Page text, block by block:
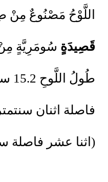
اللَّوْحُ مَصْنُوعٌ مِنْ
قَصِيدَةٍ سُومَرِيَّةٍ
(اثنا عشر فاصلة